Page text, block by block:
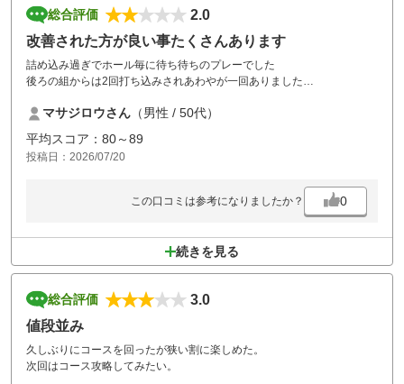
総合評価
2.0
改善された方が良い事たくさんあります
詰め込み過ぎでホール毎に待ち待ちのプレーでした
後ろの組からは2回打ち込みされあわやが一回ありました
マサジロウさん （男性 / 50代）
平均スコア：80～89
投稿日：2026/07/20
この口コミは参考になりましたか？ 0
続きを見る
総合評価
3.0
値段並み
久しぶりにコースを回ったが狭い割に楽しめた。
次回はコース攻略してみたい。